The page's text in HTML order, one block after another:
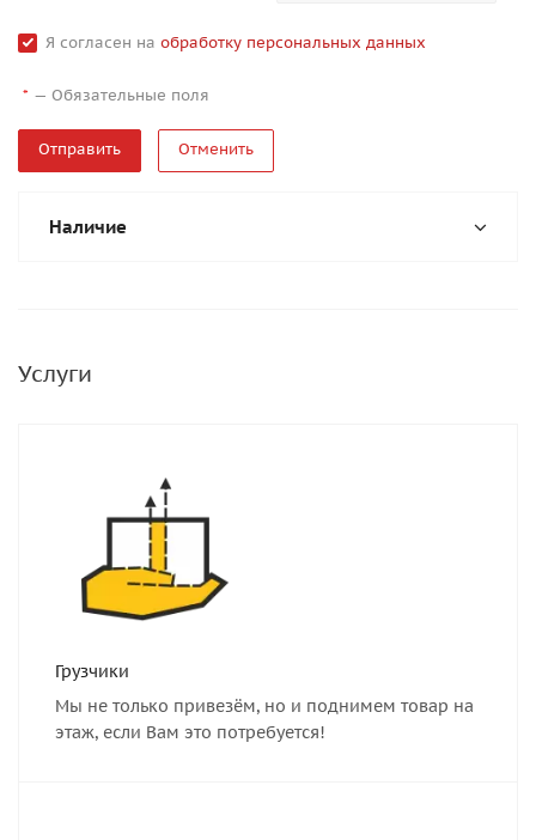
Я согласен на обработку персональных данных
* — Обязательные поля
Отменить
Наличие
Услуги
Грузчики
Мы не только привезём, но и поднимем товар на
этаж, если Вам это потребуется!